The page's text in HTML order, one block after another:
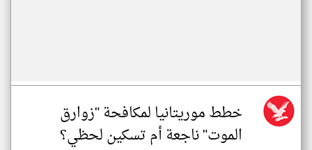
خطط موريتانيا لمكافحة "زوارق
الموت" ناجعة أم تسكين لحظي؟